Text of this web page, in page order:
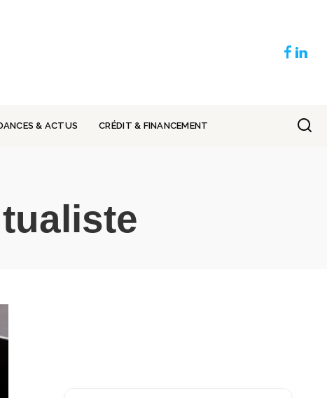
& ACTUS CRÉDIT & FINANCEMENT